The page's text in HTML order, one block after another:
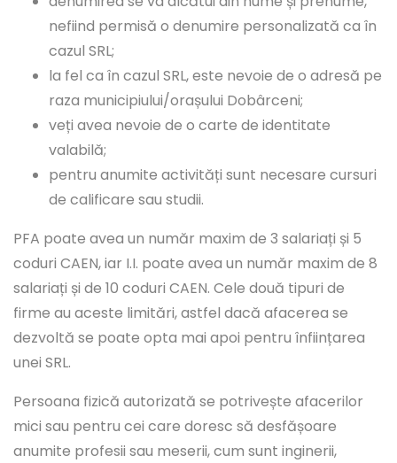
nefiind permisă o denumire personalizată ca în
cazul SRL;
la fel ca în cazul SRL, este nevoie de o adresă pe
raza municipiului/orașului Dobârceni;
veți avea nevoie de o carte de identitate
valabilă;
pentru anumite activități sunt necesare cursuri
de calificare sau studii.
PFA poate avea un număr maxim de 3 salariați și 5
coduri CAEN, iar I.I. poate avea un număr maxim de 8
salariați și de 10 coduri CAEN. Cele două tipuri de
firme au aceste limitări, astfel dacă afacerea se
dezvoltă se poate opta mai apoi pentru înființarea
unei SRL.
Persoana fizică autorizată se potrivește afacerilor
mici sau pentru cei care doresc să desfășoare
anumite profesii sau meserii, cum sunt inginerii,